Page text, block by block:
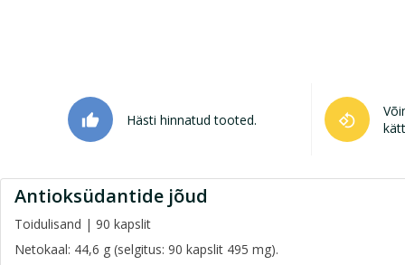
thumb_up Hästi hinnatud tooted. rotate_90_degrees_ccw
Antioksüdantide jõud
Toidulisand | 90 kapslit
Netokaal: 44,6 g (selgitus: 90 kapslit 495 mg).